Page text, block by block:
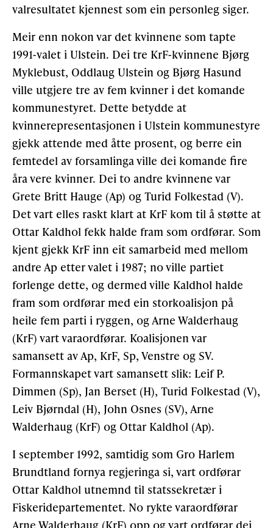
valresultatet kjennest som ein personleg siger.
Meir enn nokon var det kvinnene som tapte
1991-valet i Ulstein. Dei tre KrF-kvinnene Bjørg
Myklebust, Oddlaug Ulstein og Bjørg Hasund
ville utgjere tre av fem kvinner i det komande
kommunestyret. Dette betydde at
kvinnerepresentasjonen i Ulstein kommunestyre
gjekk attende med åtte prosent, og berre ein
femtedel av forsamlinga ville dei komande fire
åra vere kvinner. Dei to andre kvinnene var
Grete Britt Hauge (Ap) og Turid Folkestad (V).
Det vart elles raskt klart at KrF kom til å støtte at
Ottar Kaldhol fekk halde fram som ordførar. Som
kjent gjekk KrF inn eit samarbeid med mellom
andre Ap etter valet i 1987; no ville partiet
forlenge dette, og dermed ville Kaldhol halde
fram som ordførar med ein storkoalisjon på
heile fem parti i ryggen, og Arne Walderhaug
(KrF) vart varaordførar. Koalisjonen var
samansett av Ap, KrF, Sp, Venstre og SV.
Formannskapet vart samansett slik: Leif P.
Dimmen (Sp), Jan Berset (H), Turid Folkestad (V),
Leiv Bjørndal (H), John Osnes (SV), Arne
Walderhaug (KrF) og Ottar Kaldhol (Ap).
I september 1992, samtidig som Gro Harlem
Brundtland fornya regjeringa si, vart ordførar
Ottar Kaldhol utnemnd til statssekretær i
Fiskeridepartementet. No rykte varaordførar
Arne Walderhaug (KrF) opp og vart ordførar dei